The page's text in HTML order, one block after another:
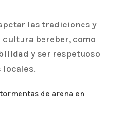
las tradiciones y
bereber, como
y ser respetuoso
locales.
de arena en